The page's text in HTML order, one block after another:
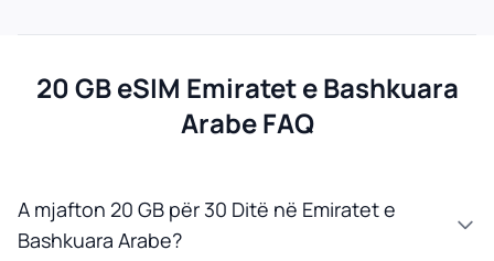
20 GB eSIM Emiratet e Bashkuara
Arabe FAQ
A mjafton 20 GB për 30 Ditë në Emiratet e
Bashkuara Arabe?